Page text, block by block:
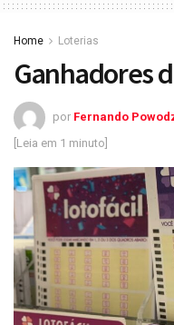
Home Loterias
Ganhadores
por Fernando
[Leia em 1 minuto]